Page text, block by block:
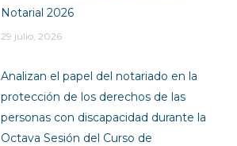
Notarial 2026
29 julio, 2026
Analizan el papel del notariado en la
protección de los derechos de las
personas con discapacidad durante la
Octava Sesión del Curso de